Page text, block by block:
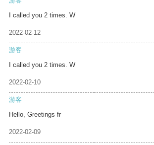
I called you 2 times. W
2022-02-12
游客
I called you 2 times. W
2022-02-10
游客
Hello, Greetings fr
2022-02-09